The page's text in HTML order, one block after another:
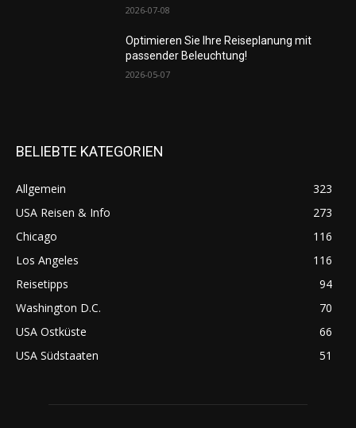
2026-07-08
Optimieren Sie Ihre Reiseplanung mit
passender Beleuchtung!
2026-05-07
BELIEBTE KATEGORIEN
Allgemein
323
USA Reisen & Info
273
Chicago
116
Los Angeles
116
Reisetipps
94
Washington D.C.
70
USA Ostküste
66
USA Südstaaten
51